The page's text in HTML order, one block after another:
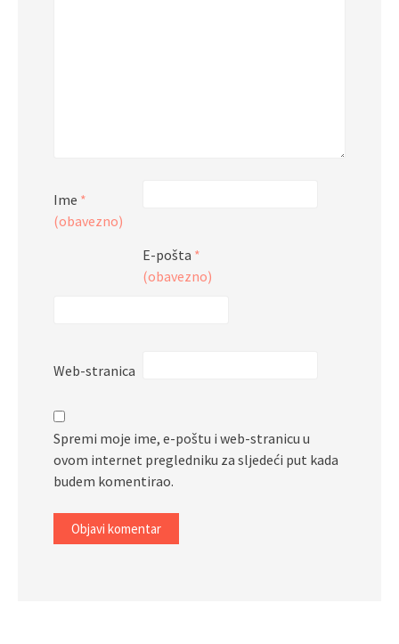
Ime *
(obavezno)
E-pošta *
(obavezno)
Web-stranica
Spremi moje ime, e-poštu i web-stranicu u
ovom internet pregledniku za sljedeći put kada
budem komentirao.